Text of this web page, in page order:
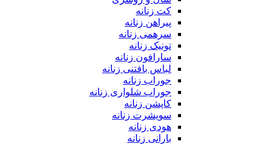
کت زنانه
پیراهن زنانه
سرهمی زنانه
تونیک زنانه
سارافون زنانه
لباس بافتنی زنانه
جوراب زنانه
جوراب شلواری زنانه
کاپشن زنانه
سویشرت زنانه
هودی زنانه
بارانی زنانه